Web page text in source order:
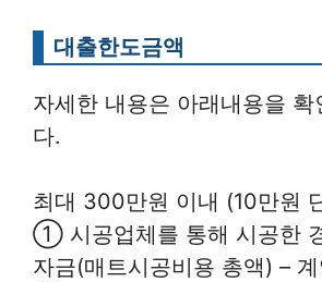
대출한도금액
자세한 내용은 아래내용을 확
다.
최대 300만원 이내 (10만원
① 시공업체를 통해 시공한
자금(매트시공비용 총액) –